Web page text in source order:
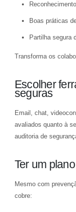
Boas práticas
Partilha segura
Transforma os
Escolher
seguras
Email, chat,
avaliados quanto à
auditoria de
Ter um
Mesmo com
cobre: